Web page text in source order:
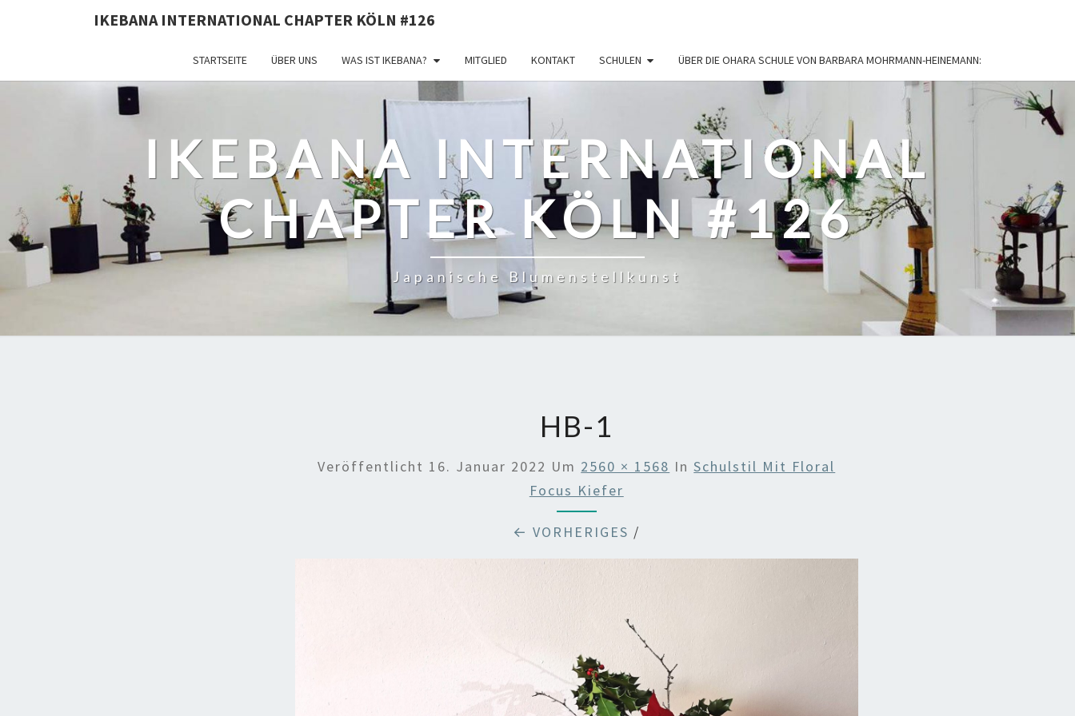
IKEBANA INTERNATIONAL CHAPTER KÖLN #126
STARTSEITE ÜBER UNS WAS IST IKEBANA? MITGLIED KONTAKT SCHULEN ÜBER DIE OHARA SCHULE VON BARBARA MOHRMANN-HEINEMANN:
IKEBANA INTERNATIONAL
CHAPTER KÖLN #126
Japanische Blumenstellkunst
HB-1
Veröffentlicht 16. Januar 2022 Um 2560 × 1568 InSchulstil Mit Floral
Focus Kiefer
← VORHERIGES /